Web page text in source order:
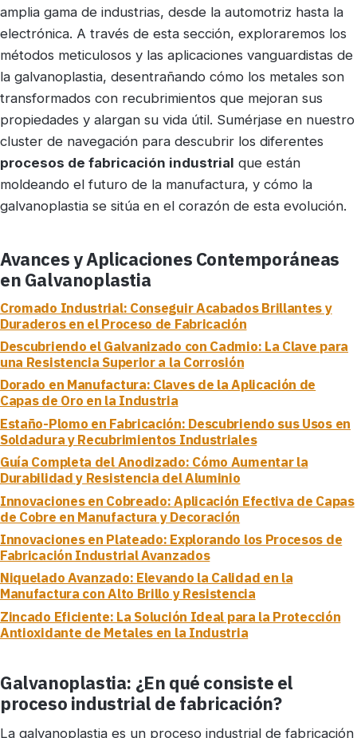
amplia gama de industrias, desde la automotriz hasta la
electrónica. A través de esta sección, exploraremos los
métodos meticulosos y las aplicaciones vanguardistas de
la galvanoplastia, desentrañando cómo los metales son
transformados con recubrimientos que mejoran sus
propiedades y alargan su vida útil. Sumérjase en nuestro
cluster de navegación para descubrir los diferentes
procesos de fabricación industrial que están
moldeando el futuro de la manufactura, y cómo la
galvanoplastia se sitúa en el corazón de esta evolución.
Avances y Aplicaciones Contemporáneas
en Galvanoplastia
Cromado Industrial: Conseguir Acabados Brillantes y
Duraderos en el Proceso de Fabricación
Descubriendo el Galvanizado con Cadmio: La Clave para
una Resistencia Superior a la Corrosión
Dorado en Manufactura: Claves de la Aplicación de
Capas de Oro en la Industria
Estaño-Plomo en Fabricación: Descubriendo sus Usos en
Soldadura y Recubrimientos Industriales
Guía Completa del Anodizado: Cómo Aumentar la
Durabilidad y Resistencia del Aluminio
Innovaciones en Cobreado: Aplicación Efectiva de Capas
de Cobre en Manufactura y Decoración
Innovaciones en Plateado: Explorando los Procesos de
Fabricación Industrial Avanzados
Niquelado Avanzado: Elevando la Calidad en la
Manufactura con Alto Brillo y Resistencia
Zincado Eficiente: La Solución Ideal para la Protección
Antioxidante de Metales en la Industria
Galvanoplastia: ¿En qué consiste el
proceso industrial de fabricación?
La galvanoplastia es un proceso industrial de fabricación